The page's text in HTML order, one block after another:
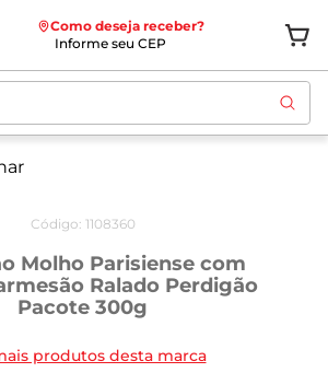
Como deseja receber?
Informe seu CEP
Código: 1108360
Molho Parisiense com
Ralado Perdigão
Pacote 300g
produtos desta marca